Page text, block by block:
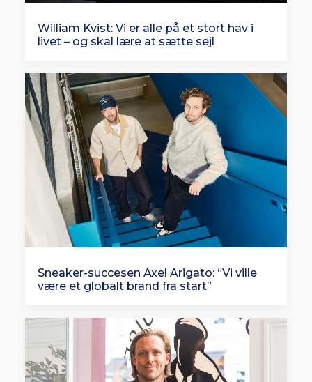
William Kvist: Vi er alle på et stort hav i
livet – og skal lære at sætte sejl
Sneaker-succesen Axel Arigato: “Vi ville
være et globalt brand fra start”